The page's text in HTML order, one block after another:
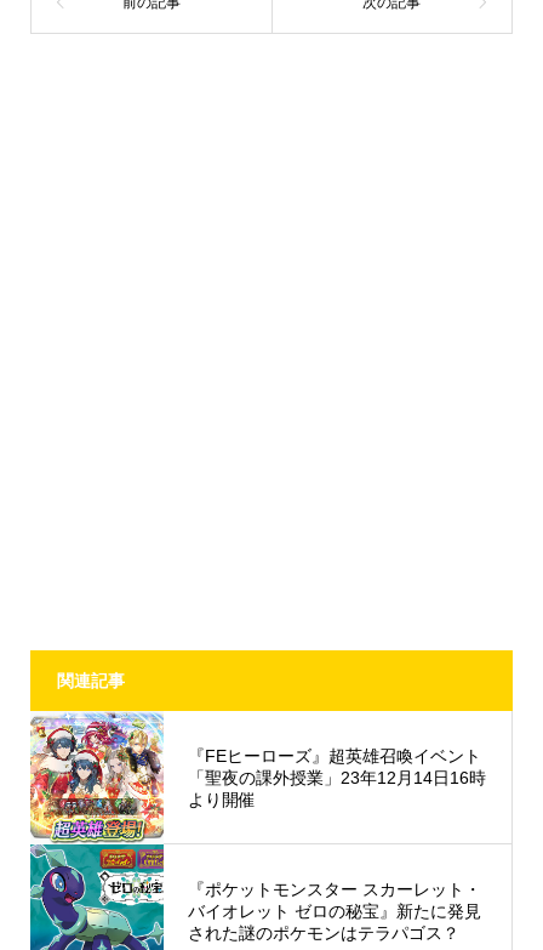
関連記事
『FEヒーローズ』超英雄召喚イベント
「聖夜の課外授業」23年12月14日16時
より開催
『ポケットモンスター スカーレット・
バイオレット ゼロの秘宝』新たに発見
された謎のポケモンはテラパゴス？